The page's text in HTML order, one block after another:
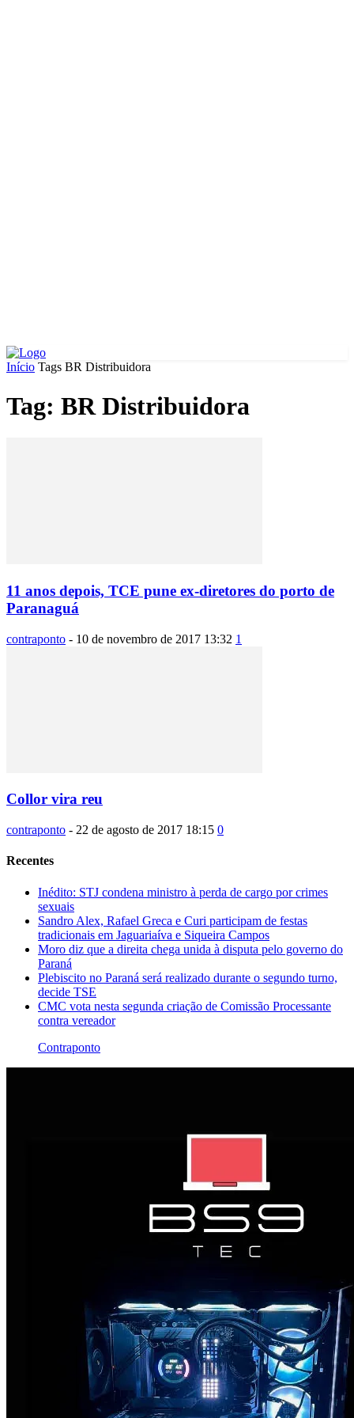
Início Tags BR Distribuidora
Tag: BR Distribuidora
11 anos depois, TCE pune ex-diretores do porto de
Paranaguá
contraponto - 10 de novembro de 2017 13:32 1
Collor vira reu
contraponto - 22 de agosto de 2017 18:15 0
Recentes
Inédito: STJ condena ministro à perda de cargo por crimes
sexuais
Sandro Alex, Rafael Greca e Curi participam de festas
tradicionais em Jaguariaíva e Siqueira Campos
Moro diz que a direita chega unida à disputa pelo governo do
Paraná
Plebiscito no Paraná será realizado durante o segundo turno,
decide TSE
CMC vota nesta segunda criação de Comissão Processante
contra vereador
Contraponto